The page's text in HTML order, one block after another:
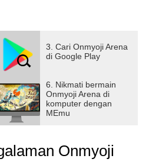
ဘာတစ်ခုသို့ သင် လျှောက်လှမ်းနိုင်
ောဖွယ် အသားအရေများကို ကြည့်ရှု
ပြားတဲ့ကမ္ဘာကြီးထဲမှာ သင်နှစ်
ပေးမည့် ထူးခြားသော၊
ာပါ။
OnmyojiarenaTW/photos/?
3. Cari Onmyoji Arena
di Google Play
6. Nikmati bermain
Onmyoji Arena di
komputer dengan
MEmu
Onmyoji